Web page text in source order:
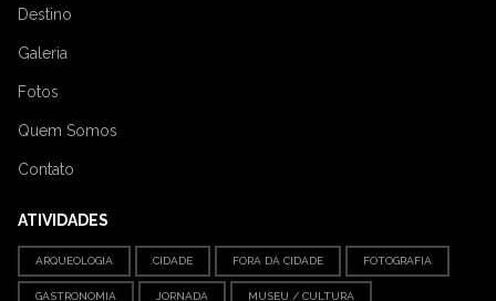
Destino
Galeria
Fotos
Quem Somos
Contato
ATIVIDADES
ARQUEOLOGIA CIDADE FORA DA CIDADE FOTOGRAFIA
GASTRONOMIA JORNADA MUSEU / CULTURA